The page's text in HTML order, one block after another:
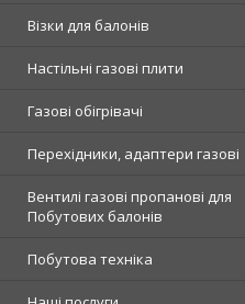
Візки для балонів
Настільні газові плити
Газові обігрівачі
Перехідники, адаптери газові
Вентилі газові пропанові для
Побутових балонів
Побутова техніка